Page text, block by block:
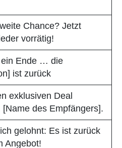
Chance? Jetzt
vorrätig!
ein Ende … die
ist zurück
exklusiven Deal
des Empfängers].
gelohnt: Es ist zurück
Angebot!